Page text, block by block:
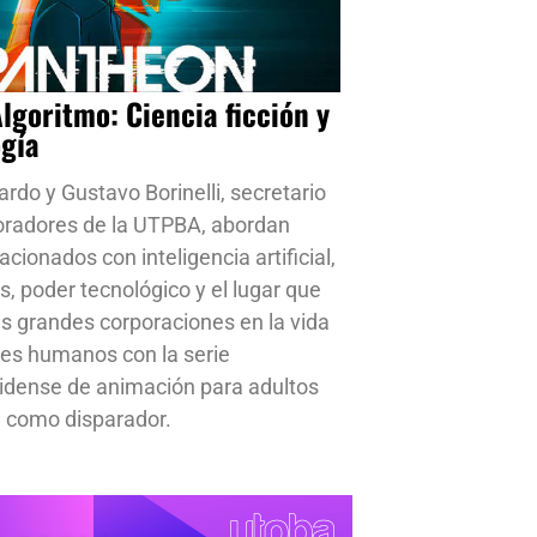
Ciencia ficción y
y Gustavo Borinelli, secretario
de la UTPBA, abordan
con inteligencia artificial,
poder tecnológico y el lugar que
grandes corporaciones en la vida
humanos con la serie
de animación para adultos
disparador.